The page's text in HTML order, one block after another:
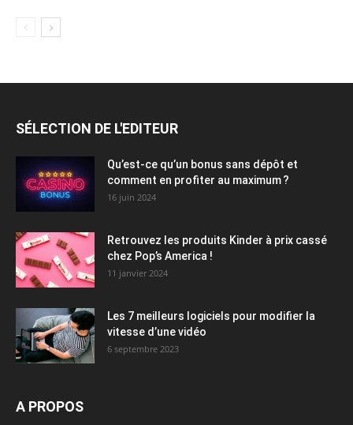
SÉLECTION DE L'EDITEUR
Qu’est-ce qu’un bonus sans dépôt et
comment en profiter au maximum ?
16 juin 2024
Retrouvez les produits Kinder à prix cassé
chez Pop’s America !
11 janvier 2024
Les 7 meilleurs logiciels pour modifier la
vitesse d’une vidéo
6 septembre 2023
A PROPOS